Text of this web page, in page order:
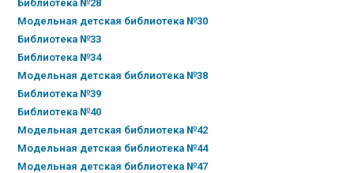
Библиотека №28
Модельная детская библиотека №30
Библиотека №33
Библиотека №34
Модельная детская библиотека №38
Библиотека №39
Библиотека №40
Модельная детская библиотека №42
Модельная детская библиотека №44
Модельная детская библиотека №47